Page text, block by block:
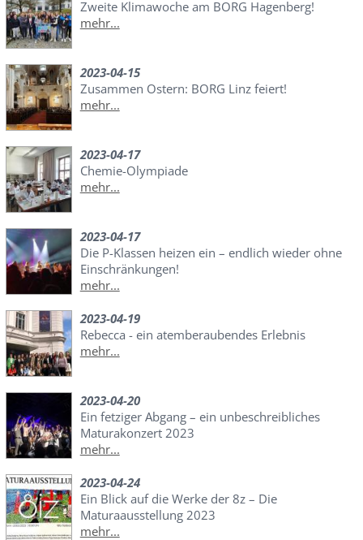
Zweite Klimawoche am BORG Hagenberg!
mehr...
2023-04-15
Zusammen Ostern: BORG Linz feiert!
mehr...
2023-04-17
Chemie-Olympiade
mehr...
2023-04-17
Die P-Klassen heizen ein – endlich wieder ohne
Einschränkungen!
mehr...
2023-04-19
Rebecca - ein atemberaubendes Erlebnis
mehr...
2023-04-20
Ein fetziger Abgang – ein unbeschreibliches
Maturakonzert 2023
mehr...
2023-04-24
Ein Blick auf die Werke der 8z – Die
Maturaausstellung 2023
mehr...